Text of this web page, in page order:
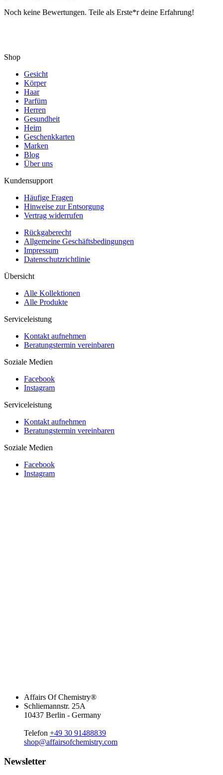
Noch keine Bewertungen. Teile als Erste*r deine Erfahrung!
Shop
Gesicht
Körper
Haar
Parfüm
Herren
Gesundheit
Heim
Geschenkkarten
Marken
Blog
Über uns
Kundensupport
Häufige Fragen
Hinweise zur Entsorgung
Vertrag widerrufen
Rückgaberecht
Allgemeine Geschäftsbedingungen
Impressum
Datenschutzrichtlinie
Übersicht
Alle Kollektionen
Alle Produkte
Serviceleistung
Kontakt aufnehmen
Beratungstermin vereinbaren
Soziale Medien
Facebook
Instagram
Serviceleistung
Kontakt aufnehmen
Beratungstermin vereinbaren
Soziale Medien
Facebook
Instagram
Affairs Of Chemistry®
Schliemannstr. 25A
10437 Berlin - Germany
Telefon +49 30 91488839
shop@affairsofchemistry.com
Newsletter